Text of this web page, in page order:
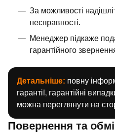
За можливості
несправності.
Менеджер підкаже
гарантійного
Детальніше: повну
гарантії, гарантійні
можна переглянути на
Повернення та